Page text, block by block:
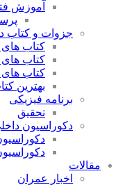
آموزش
جزوات و کتاب
کتاب
کتاب
کتاب های
بهترین
برنامه فیزیکی
تحقیق
دکوراسیون
مقالات
اخبار عمران